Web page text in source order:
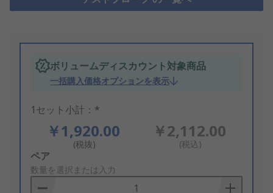
ボリュームディスカウント対象商品
一括購入価格オプションを表示
1セット小計：*
￥1,920.00
(税抜)
￥2,112.00
(税込)
Add
to
Basket
ペア
数量を選択または入力